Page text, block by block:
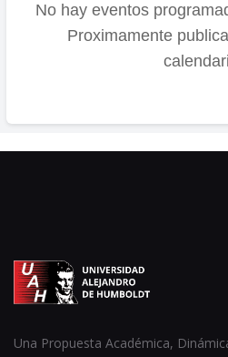
No hay eventos
Proximamente
Una Propuesta Académica,